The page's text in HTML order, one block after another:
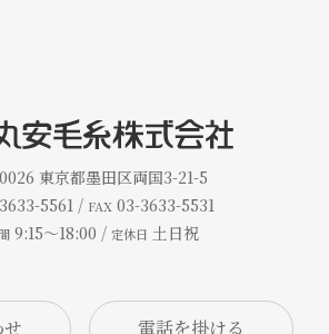
東京都墨田区両国3-21-5
5561 / FAX03-3633-5531
9:15～18:00 / 定休日 土日祝